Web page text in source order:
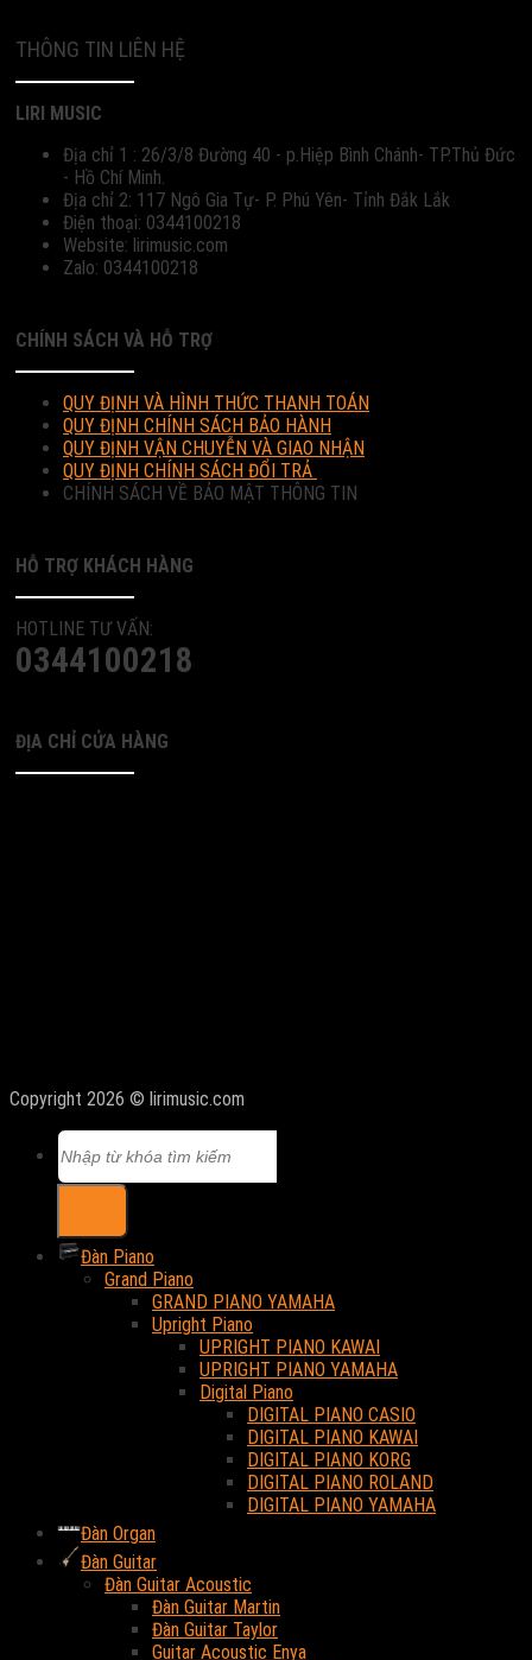
THÔNG TIN LIÊN HỆ
LIRI MUSIC
Địa chỉ 1 : 26/3/8 Đường 40 - p.Hiệp Bình Chánh- TP.Thủ Đức
- Hồ Chí Minh.
Địa chỉ 2: 117 Ngô Gia Tự- P. Phú Yên- Tỉnh Đắk Lắk
Điện thoại: 0344100218
Website: lirimusic.com
Zalo: 0344100218
CHÍNH SÁCH VÀ HỖ TRỢ
QUY ĐỊNH VÀ HÌNH THỨC THANH TOÁN
QUY ĐỊNH CHÍNH SÁCH BẢO HÀNH
QUY ĐỊNH VẬN CHUYỄN VÀ GIAO NHẬN
QUY ĐỊNH CHÍNH SÁCH ĐỔI TRẢ
CHÍNH SÁCH VỀ BẢO MẬT THÔNG TIN
HỖ TRỢ KHÁCH HÀNG
HOTLINE TƯ VẤN:
0344100218
ĐỊA CHỈ CỬA HÀNG
Copyright 2026 © lirimusic.com
Tìm
kiếm:
Đàn Piano
Grand Piano
GRAND PIANO YAMAHA
Upright Piano
UPRIGHT PIANO KAWAI
UPRIGHT PIANO YAMAHA
Digital Piano
DIGITAL PIANO CASIO
DIGITAL PIANO KAWAI
DIGITAL PIANO KORG
DIGITAL PIANO ROLAND
DIGITAL PIANO YAMAHA
Đàn Organ
Đàn Guitar
Đàn Guitar Acoustic
Đàn Guitar Martin
Đàn Guitar Taylor
Guitar Acoustic Enya